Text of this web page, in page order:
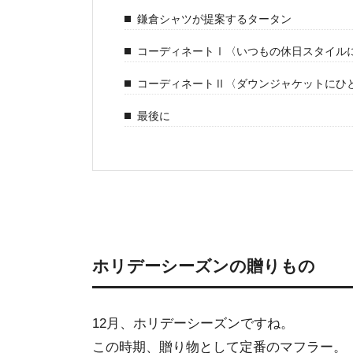
鎌倉シャツが提案するタータン
コーディネートⅠ〈いつもの休日スタイル
コーディネートⅡ〈ダウンジャケットにひ
最後に
ホリデーシーズンの贈りもの
12月、ホリデーシーズンですね。
この時期、贈り物として定番のマフラー。